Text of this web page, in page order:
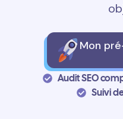
Mon
Audit SEO
Suivi